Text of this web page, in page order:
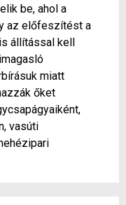
be, ahol a
az előfeszítést a
állítással kell
miatt
őket
vasúti